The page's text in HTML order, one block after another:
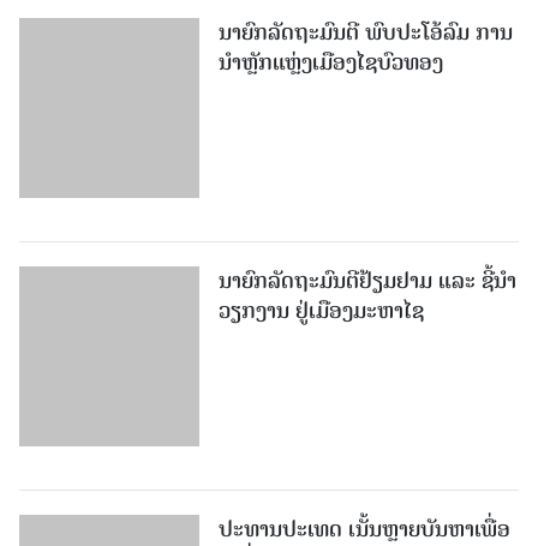
ນາຍົກລັດຖະມົນຕີ ພົບປະໂອ້ລົມ ການ
ນຳຫຼັກແຫຼ່ງເມືອງໄຊບົວທອງ
ວຽກງານ ຢູ່ເມືອງມະຫາໄຊ
ໃຫ້ສື່ມວນຊົນ ມີການພັດທະນາຫັນ
ປ່ຽນສູ່ຄຸນນະພາບໃໝ່ຢ່າງແຂງແຮງ